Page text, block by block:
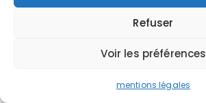
Refuser
Voir les préférences
mentions légales